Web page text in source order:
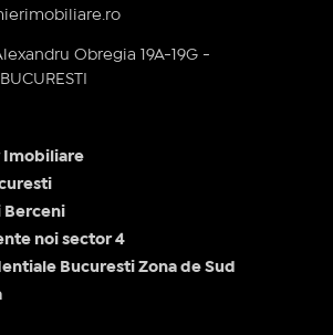
Obregia 19A-19G -
Imobiliare
Berceni
noi sector 4
Bucuresti Zona de Sud